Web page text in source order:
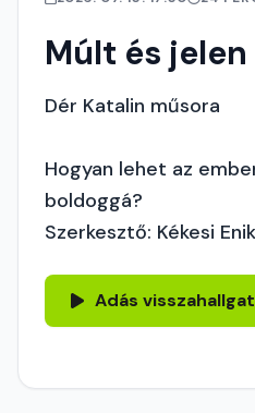
Múlt és jelen
Dér Katalin műsora
Hogyan lehet az
boldoggá?
Szerkesztő: Kékesi
Adás